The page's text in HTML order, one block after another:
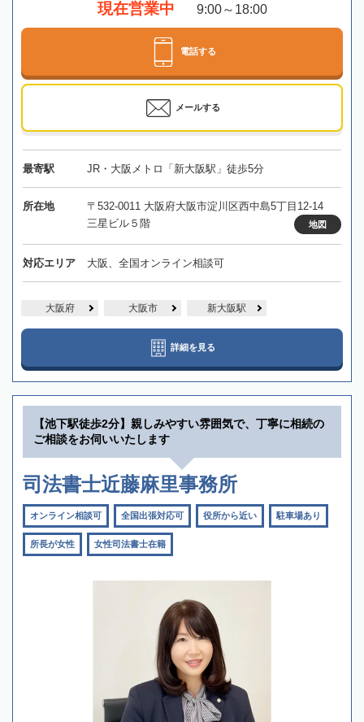
現在営業中 9:00～18:00
電話する
メールする
最寄駅 JR・大阪メトロ「新大阪駅」徒歩5分
所在地
〒532-0011 大阪府大阪市淀川区西中島5丁目12-14
三星ビル５階
地図
対応エリア 大阪、全国オンライン相談可
大阪府 大阪市 新大阪駅
詳細を見る
【池下駅徒歩2分】親しみやすい雰囲気で、丁寧に相続の
ご相談をお伺いいたします
司法書士近藤麻里事務所
オンライン相談可 全国出張対応可 役所から近い 駐車場あり
所長が女性 女性司法書士在籍